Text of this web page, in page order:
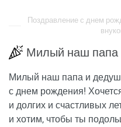
Поздравление с днем
Милый наш папа
Милый наш папа и
с днем рождения!
и долгих и счастливых
и хотим, чтобы ты